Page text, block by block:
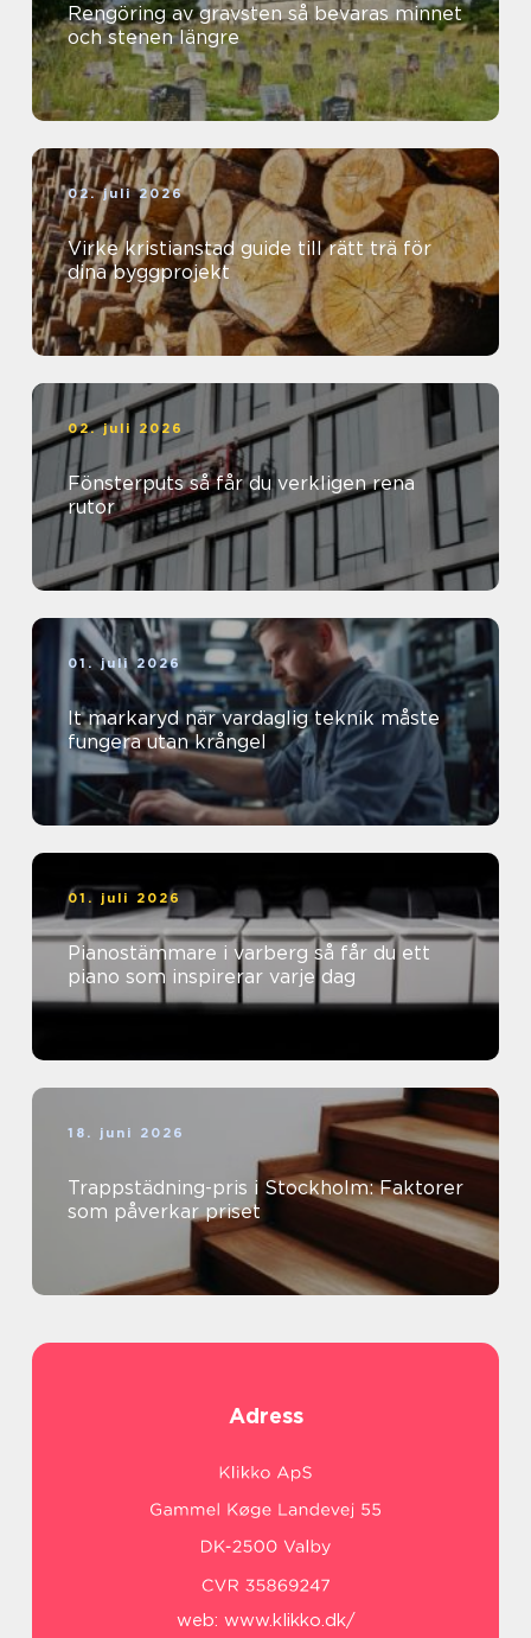
Rengöring av gravsten så bevaras minnet
och stenen längre
02. juli 2026
Virke kristianstad guide till rätt trä för
dina byggprojekt
02. juli 2026
Fönsterputs så får du verkligen rena
rutor
01. juli 2026
It markaryd när vardaglig teknik måste
fungera utan krångel
01. juli 2026
Pianostämmare i varberg så får du ett
piano som inspirerar varje dag
18. juni 2026
Trappstädning-pris i Stockholm: Faktorer
som påverkar priset
Adress
web: www.klikko.dk/